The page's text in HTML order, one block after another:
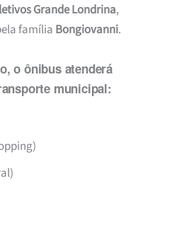
Grande Londrina,
família Bongiovanni.
o ônibus atenderá
municipal: